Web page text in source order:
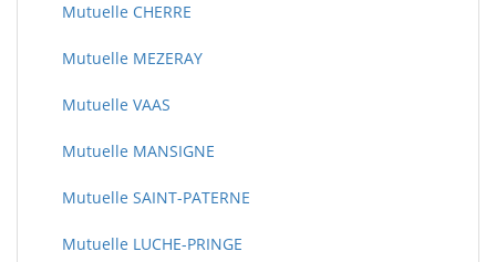
Mutuelle CHERRE
Mutuelle MEZERAY
Mutuelle VAAS
Mutuelle MANSIGNE
Mutuelle SAINT-PATERNE
Mutuelle LUCHE-PRINGE